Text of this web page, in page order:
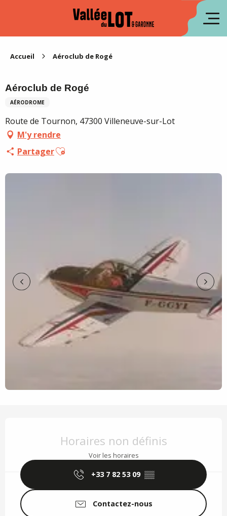
Accueil Aéroclub de Rogé
Aéroclub de Rogé
AÉRODROME
Route de Tournon, 47300 Villeneuve-sur-Lot
M'y rendre
PartagerAjouter aux favoris
Horaires non définis
Voir les horaires
+33 7 82 53 09 ▒▒
Contactez-nous